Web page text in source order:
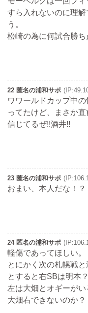
すら入れないのに理
う。
松崎の為に何試合勝
22 匿名の浦和サポ
ワワールドカップ中
ってたけど、まさか
信じてるぜ!!酒井!!
23 匿名の浦和サポ
おまい、本人だな！？
24 匿名の浦和サポ
軽傷であってほしい。
とにかく次の札幌戦と
とすると右SBは明本
左は大畑とオギーがい
大畑右できないのか？